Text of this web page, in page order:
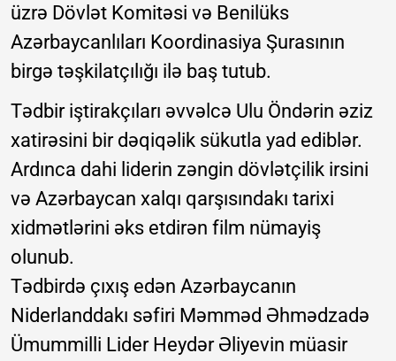
üzrə Dövlət Komitəsi və Benilüks
Azərbaycanlıları Koordinasiya Şurasının
birgə təşkilatçılığı ilə baş tutub.
Tədbir iştirakçıları əvvəlcə Ulu Öndərin əziz
xatirəsini bir dəqiqəlik sükutla yad ediblər.
Ardınca dahi liderin zəngin dövlətçilik irsini
və Azərbaycan xalqı qarşısındakı tarixi
xidmətlərini əks etdirən film nümayiş
olunub.
Tədbirdə çıxış edən Azərbaycanın
Niderlanddakı səfiri Məmməd Əhmədzadə
Ümummilli Lider Heydər Əliyevin müasir